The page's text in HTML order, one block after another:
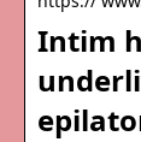
Intim